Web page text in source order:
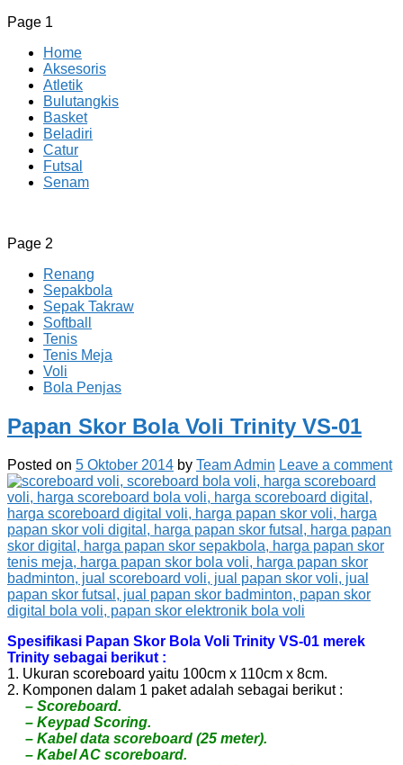
Page 1
Home
Aksesoris
Atletik
Bulutangkis
Basket
Beladiri
Catur
Futsal
Senam
CV JAYA BERSAMA Co Id
Menyediakan Semua Perlengkapan Olahraga Yang
Page 2
Renang
Sepakbola
Sepak Takraw
Softball
Tenis
Tenis Meja
Voli
Bola Penjas
Papan Skor Bola Voli Trinity VS-01
Posted on 5 Oktober 2014 by Team Admin Leave a comment
Spesifikasi Papan Skor Bola Voli Trinity VS-01 merek
Trinity sebagai berikut :
1. Ukuran scoreboard yaitu 100cm x 110cm x 8cm.
2. Komponen dalam 1 paket adalah sebagai berikut :
– Scoreboard.
– Keypad Scoring.
– Kabel data scoreboard (25 meter).
– Kabel AC scoreboard.